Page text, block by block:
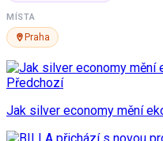
MÍSTA
Praha
Předchozí
Jak silver economy mění